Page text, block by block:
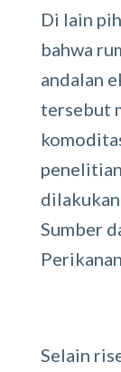
Di lain
bahwa
andalan
tersebut
Sumber
Selain